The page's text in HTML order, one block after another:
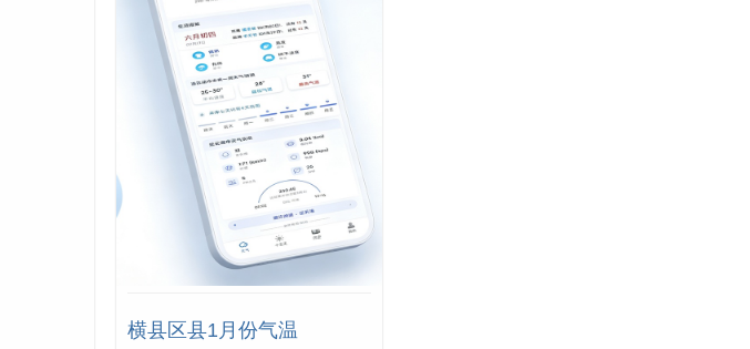
横县区县1月份气温